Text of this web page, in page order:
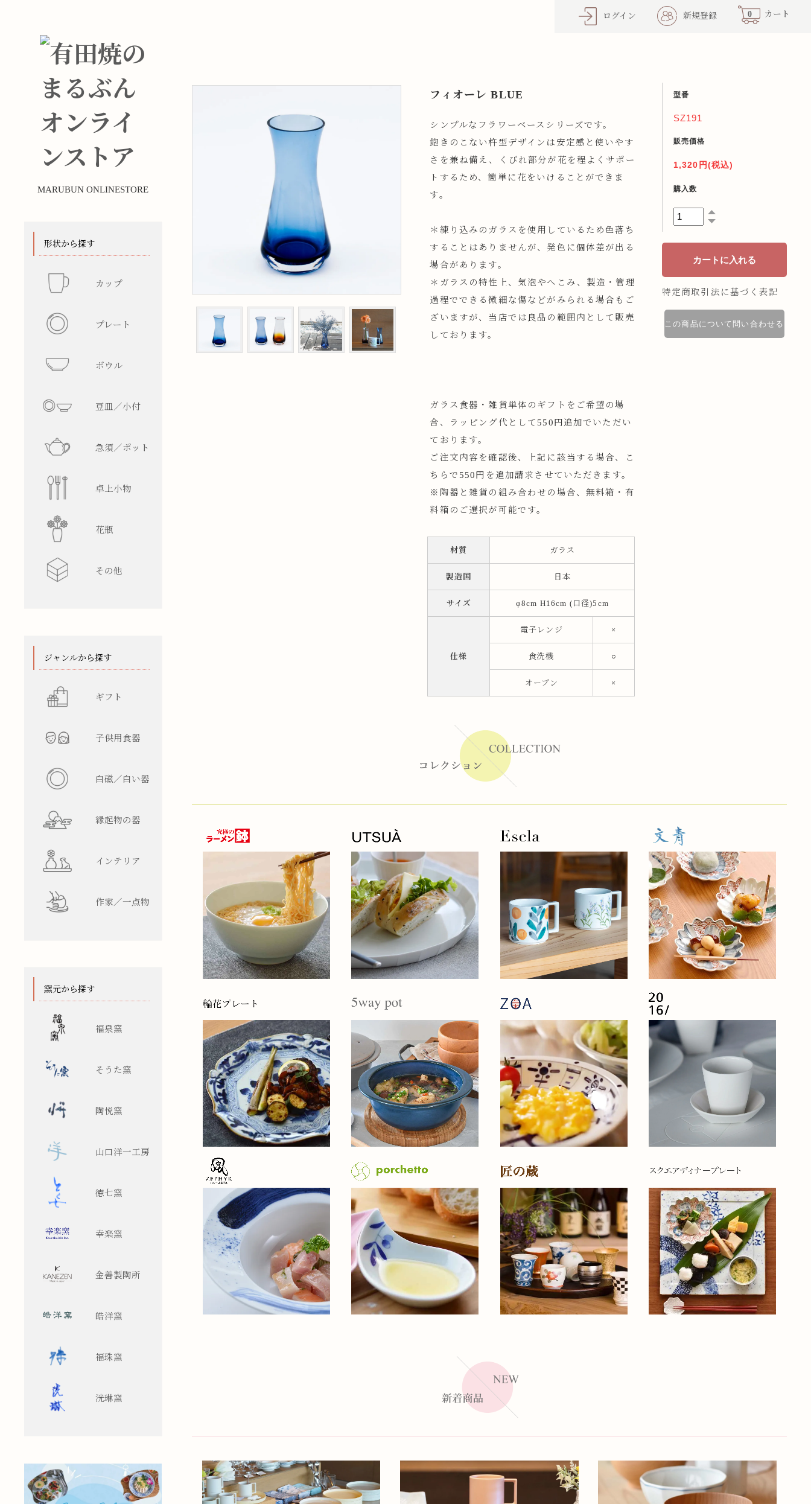
ログイン 新規登録 0 カート
MARUBUN ONLINESTORE
フィオーレ BLUE
シンプルなフラワーベースシリーズです。
飽きのこない杵型デザインは安定感と使いやす
さを兼ね備え、くびれ部分が花を程よくサポー
トするため、簡単に花をいけることができま
す。
＊練り込みのガラスを使用しているため色落ち
することはありませんが、発色に個体差が出る
場合があります。
＊ガラスの特性上、気泡やへこみ、製造・管理
過程でできる微細な傷などがみられる場合もご
ざいますが、当店では良品の範囲内として販売
しております。
ガラス食器・雑貨単体のギフトをご希望の場
合、ラッピング代として550円追加でいただい
ております。
ご注文内容を確認後、上記に該当する場合、こ
ちらで550円を追加請求させていただきます。
※陶器と雑貨の組み合わせの場合、無料箱・有
料箱のご選択が可能です。
材質 ガラス
製造国 日本
サイズ φ8cm H16cm (口径)5cm
仕様
電子レンジ ×
食洗機 ○
オーブン ×
型番
SZ191
販売価格
1,320円(税込)
購入数
特定商取引法に基づく表記
この商品について問い合わせる
形状から探す
カップ
マグカップ
プレート
ボウル
豆皿／小付
急須／ポット
卓上小物
花瓶
その他
ジャンルから探す
ギフト
子供用食器
白磁／白い器
縁起物の器
インテリア
作家／一点物
窯元から探す
福泉窯
そうた窯
陶悦窯
山口洋一工房
徳七窯
幸楽窯
金善製陶所
皓洋窯
福珠窯
洸琳窯